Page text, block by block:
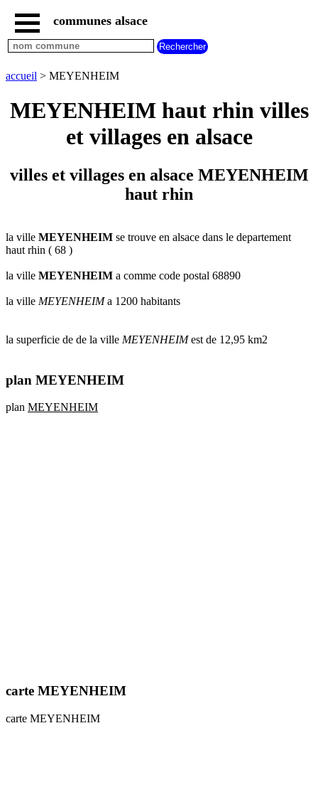
accueil
villes
rhin
commencant
B C D E
G
L M
N
V
W X Y Z
par
A B C D
H
I J K L M
N
communes alsace
accueil > MEYENHEIM
MEYENHEIM haut rhin villes
et villages en alsace
villes et villages en alsace MEYENHEIM
haut rhin
la ville MEYENHEIM se trouve en alsace dans le departement
haut rhin ( 68 )
la ville MEYENHEIM a comme code postal 68890
la ville MEYENHEIMa 1200 habitants
la superficie de de la ville MEYENHEIMest de 12,95 km2
plan MEYENHEIM
plan MEYENHEIM
carte MEYENHEIM
carte MEYENHEIM